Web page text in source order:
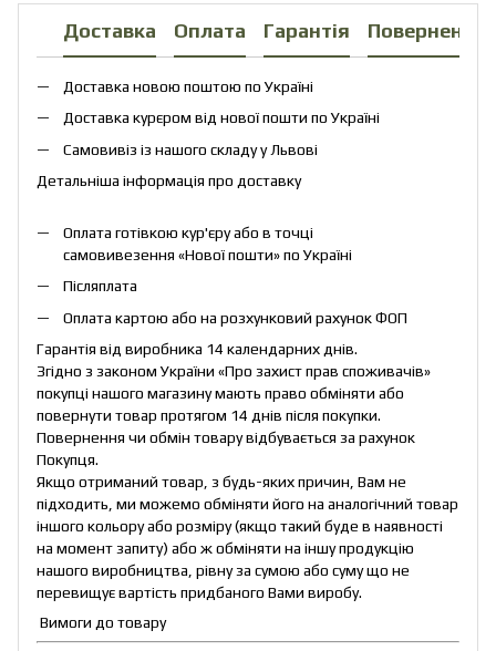
Доставка Оплата Гарантія Повернення
Доставка новою поштою по Україні
Доставка курєром від нової пошти по Україні
Самовивіз із нашого складу у Львові
Детальніша інформація про доставку
Оплата готівкою кур'єру або в точці
самовивезення «Нової пошти» по Україні
Післяплата
Оплата картою або на розхунковий рахунок ФОП
Гарантія від виробника 14 календарних днів.
Згідно з законом України «Про захист прав споживачів»
покупці нашого магазину мають право обміняти або
повернути товар протягом 14 днів після покупки.
Повернення чи обмін товару відбувається за рахунок
Покупця.
Якщо отриманий товар, з будь-яких причин, Вам не
підходить, ми можемо обміняти його на аналогічний товар
іншого кольору або розміру (якщо такий буде в наявності
на момент запиту) або ж обміняти на іншу продукцію
нашого виробництва, рівну за сумою або суму що не
перевищує вартість придбаного Вами виробу.
Вимоги до товару